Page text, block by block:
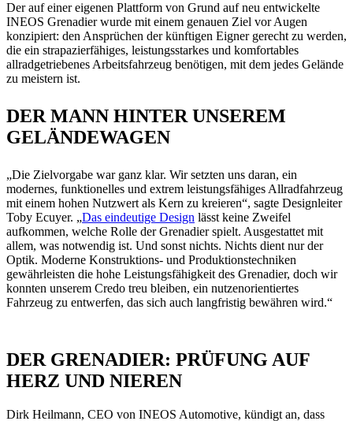
Der auf einer eigenen Plattform von Grund auf neu entwickelte
INEOS Grenadier wurde mit einem genauen Ziel vor Augen
konzipiert: den Ansprüchen der künftigen Eigner gerecht zu werden,
die ein strapazierfähiges, leistungsstarkes und komfortables
allradgetriebenes Arbeitsfahrzeug benötigen, mit dem jedes Gelände
zu meistern ist.
DER MANN HINTER UNSEREM
GELÄNDEWAGEN
„Die Zielvorgabe war ganz klar. Wir setzten uns daran, ein
modernes, funktionelles und extrem leistungsfähiges Allradfahrzeug
mit einem hohen Nutzwert als Kern zu kreieren“, sagte Designleiter
Toby Ecuyer. „Das eindeutige Design lässt keine Zweifel
aufkommen, welche Rolle der Grenadier spielt. Ausgestattet mit
allem, was notwendig ist. Und sonst nichts. Nichts dient nur der
Optik. Moderne Konstruktions- und Produktionstechniken
gewährleisten die hohe Leistungsfähigkeit des Grenadier, doch wir
konnten unserem Credo treu bleiben, ein nutzenorientiertes
Fahrzeug zu entwerfen, das sich auch langfristig bewähren wird.“
DER GRENADIER: PRÜFUNG AUF
HERZ UND NIEREN
Dirk Heilmann, CEO von INEOS Automotive, kündigt an, dass